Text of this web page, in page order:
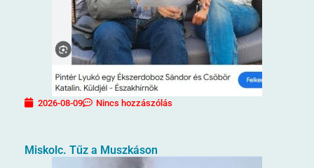
2026-08-09 Nincs hozzászólás
Miskolc. Tűz a Muszkáson